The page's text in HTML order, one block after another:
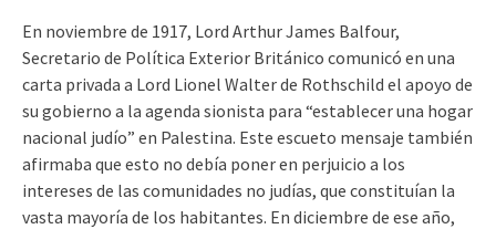
En noviembre de 1917, Lord Arthur James Balfour,
Secretario de Política Exterior Británico comunicó en una
carta privada a Lord Lionel Walter de Rothschild el apoyo de
su gobierno a la agenda sionista para “establecer una hogar
nacional judío” en Palestina. Este escueto mensaje también
afirmaba que esto no debía poner en perjuicio a los
intereses de las comunidades no judías, que constituían la
vasta mayoría de los habitantes. En diciembre de ese año,